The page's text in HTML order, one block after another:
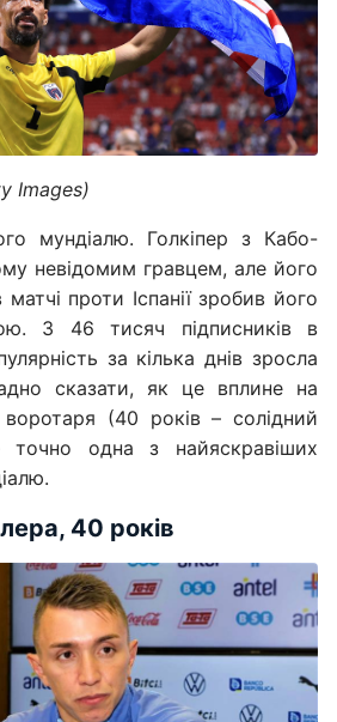
Images)
мундіалю. Голкіпер з Кабо-
невідомим гравцем, але його
проти Іспанії зробив його
З 46 тисяч підписників в
за кілька днів зросла
сказати, як це вплине на
(40 років – солідний
одна з найяскравіших
40 років